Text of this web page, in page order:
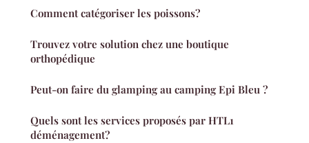
Comment catégoriser les poissons?
Trouvez votre solution chez une boutique
orthopédique
Peut-on faire du glamping au camping Epi Bleu ?
Quels sont les services proposés par HTL1
déménagement?